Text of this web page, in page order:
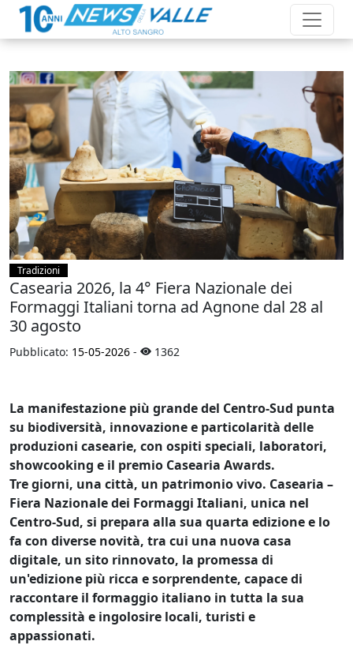
Tradizioni
Casearia 2026, la 4° Fiera Nazionale dei
Formaggi Italiani torna ad Agnone dal 28 al
30 agosto
Pubblicato: 15-05-2026 - 1362
La manifestazione più grande del Centro-Sud punta
su biodiversità, innovazione e particolarità delle
produzioni casearie, con ospiti speciali, laboratori,
showcooking e il premio Casearia Awards.
Tre giorni, una città, un patrimonio vivo. Casearia –
Fiera Nazionale dei Formaggi Italiani, unica nel
Centro-Sud, si prepara alla sua quarta edizione e lo
fa con diverse novità, tra cui una nuova casa
digitale, un sito rinnovato, la promessa di
un'edizione più ricca e sorprendente, capace di
raccontare il formaggio italiano in tutta la sua
complessità e ingolosire locali, turisti e
appassionati.